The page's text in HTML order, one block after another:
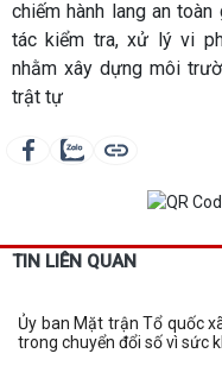
chiếm hành lang an
tác kiểm tra, xử lý vi
nhằm xây dựng môi
trật tự
TIN LIÊN QUAN
Ủy ban Mặt trận Tổ quốc
trong chuyển đổi số vì sức